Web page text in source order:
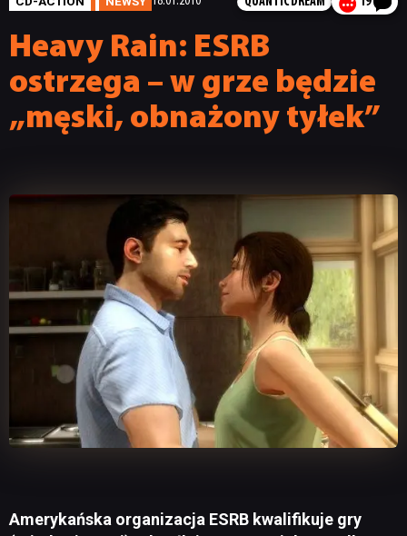
Heavy Rain: ESRB
ostrzega – w grze będzie
„męski, obnażony tyłek”
Amerykańska organizacja ESRB kwalifikuje gry